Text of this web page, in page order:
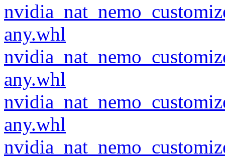
any.whl
any.whl
any.whl